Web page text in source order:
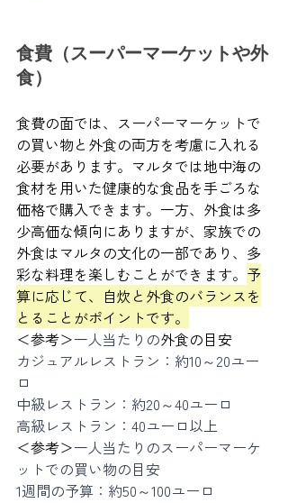
食費（スーパーマーケットや外
食）
食費の面では、スーパーマーケットで
の買い物と外食の両方を考慮に入れる
必要があります。マルタでは地中海の
食材を用いた健康的な食品を手ごろな
価格で購入できます。一方、外食は多
少高価な傾向にありますが、家族での
外食はマルタの文化の一部であり、多
彩な料理を楽しむことができます。 予
算に応じて、自炊と外食のバランスを
とることがポイントです。
＜参考＞一人当たりの外食の目安
カジュアルレストラン：約10～20ユー
ロ
中級レストラン：約20～40ユーロ
高級レストラン：40ユーロ以上
＜参考＞一人当たりのスーパーマーケ
ットでの買い物の目安
1週間の予算：約50～100ユーロ